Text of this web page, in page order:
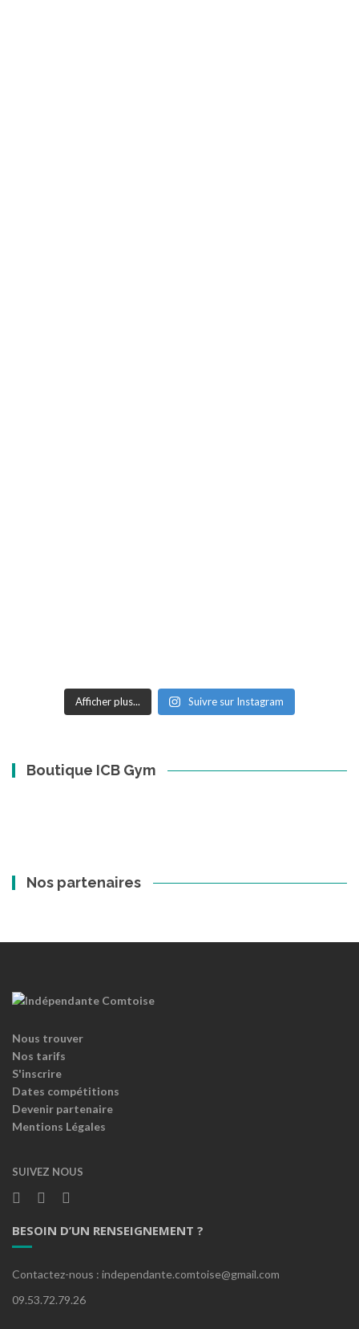
Afficher plus... Suivre sur Instagram
Boutique ICB Gym
Nos partenaires
Nous trouver
Nos tarifs
S'inscrire
Dates compétitions
Devenir partenaire
Mentions Légales
SUIVEZ NOUS
BESOIN D’UN RENSEIGNEMENT ?
Contactez-nous : independante.comtoise@gmail.com
09.53.72.79.26